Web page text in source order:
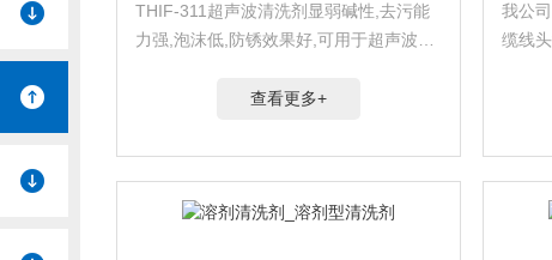
THIF-311超声波清洗剂显弱碱性,去污能
力强,泡沫低,防锈效果好,可用于超声波、
查看更多+
我公
缆线